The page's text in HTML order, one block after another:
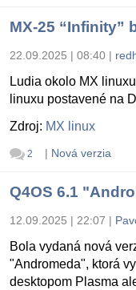
MX-25 “Infinity”
22.09.2025 | 08:40 |
Ludia okolo MX
linuxu postavené na
Zdroj: MX linux
2 | Nová verzia
Q4OS 6.1
12.09.2025 | 22:07 |
Bola vydaná nová
"Andromeda", ktorá
desktopom Plasma